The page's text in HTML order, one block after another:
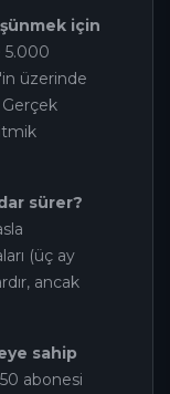
için
5.000
üzerinde
sürer?
(üç ay
ancak
sahip
50 abonesi